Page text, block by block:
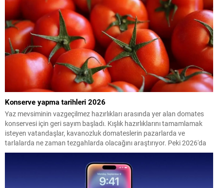
Konserve yapma tarihleri 2026
Yaz mevsiminin vazgeçilmez hazırlıkları arasında yer alan domates
konservesi için geri sayım başladı. Kışlık hazırlıklarını tamamlamak
isteyen vatandaşlar, kavanozluk domateslerin pazarlarda ve
tarlalarda ne zaman tezgahlarda olacağını araştırıyor. Peki 2026'da
konserve yapılacak domates ne zaman çıkacak? İşte en uygun